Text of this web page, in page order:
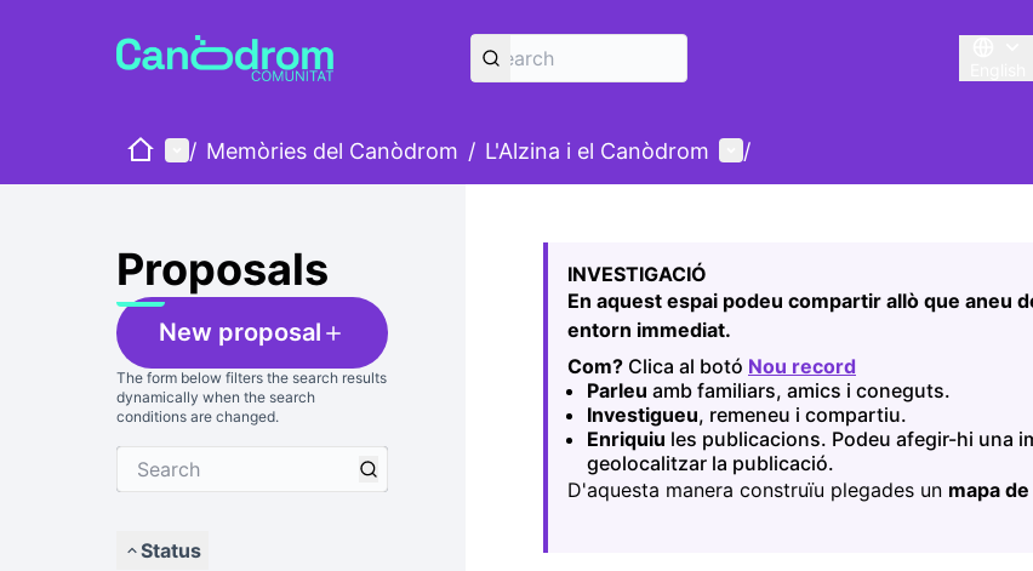
Triar la
HomeMain menu
/ Memòries del Canòdrom / L'Alzina i el Canòdrom User menu
/
Proposals
New proposal
The form below filters the search results
dynamically when the search
conditions are changed.
Status
INVESTIGACIÓ
En aquest espai podeu compartir allò que aneu
entorn immediat.
Com? Clica al botó Nou record
(Opens in new tab)
Parleu amb familiars, amics i coneguts.
Investigueu, remeneu i compartiu.
Enriquiu les publicacions. Podeu afegir-hi una
geolocalitzar la publicació.
D'aquesta manera construïu plegades un mapa